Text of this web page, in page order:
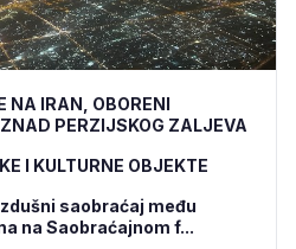
NA IRAN, OBORENI
PERZIJSKOG ZALJEVA
I KULTURNE OBJEKTE
saobraćaj među
na Saobraćajnom f...